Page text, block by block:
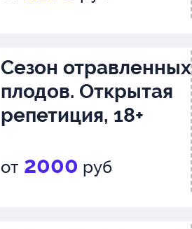
Сезон отравленных
плодов. Открытая
репетиция, 18+
от 2000 руб